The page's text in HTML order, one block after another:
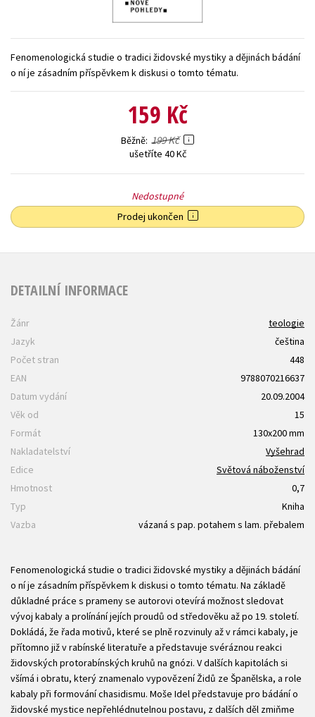
Zahraniční literatura
Všechny tituly
Fenomenologická studie o tradici židovské mystiky a dějinách bádání
o ní je zásadním příspěvkem k diskusi o tomto tématu.
159 Kč
Běžně 199 Kč
ušetříte 40 Kč
Nedostupné
Prodej ukončen
DETAILNÍ INFORMACE
Žánr
teologie
Jazyk
čeština
Počet stran
448
EAN
9788070216637
Datum vydání
20.09.2004
Věk od
15
Formát
130x200 mm
Nakladatelství
Vyšehrad
Edice
Světová náboženství
Hmotnost
0,7
Typ
Kniha
Vazba
vázaná s pap. potahem s lam. přebalem
Fenomenologická studie o tradici židovské mystiky a dějinách bádání
o ní je zásadním příspěvkem k diskusi o tomto tématu. Na základě
důkladné práce s prameny se autorovi otevírá možnost sledovat
vývoj kabaly a prolínání jejích proudů od středověku až po 19. století.
Dokládá, že řada motivů, které se plně rozvinuly až v rámci kabaly, je
přítomno již v rabínské literatuře a představuje svéráznou reakci
židovských protorabínských kruhů na gnózi. V dalších kapitolách si
všímá i obratu, který znamenalo vypovězení Židů ze Španělska, a role
kabaly při formování chasidismu. Moše Idel představuje pro bádání o
židovské mystice nepřehlédnutelnou postavu, z dalších děl zmiňme